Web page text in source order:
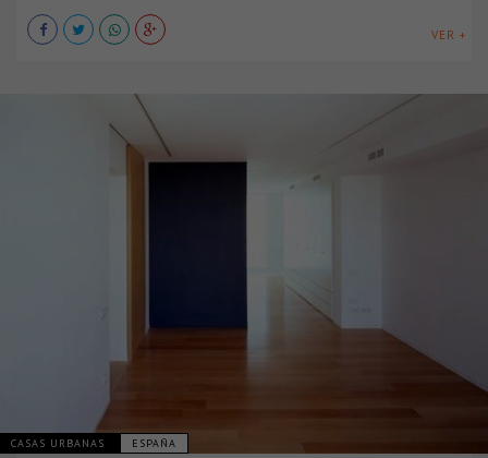
VER +
CASAS URBANAS ESPAÑA